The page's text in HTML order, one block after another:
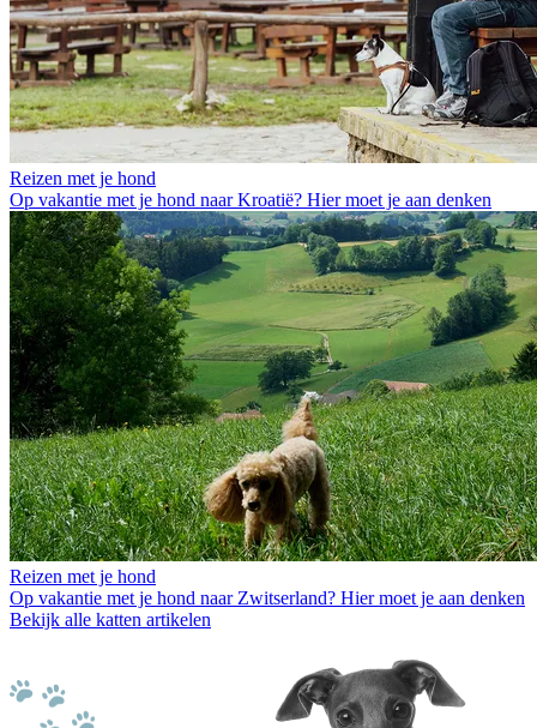
Reizen met je hond
Op vakantie met je hond naar Kroatië? Hier moet je aan denken
Reizen met je hond
Op vakantie met je hond naar Zwitserland? Hier moet je aan denken
Bekijk alle katten artikelen